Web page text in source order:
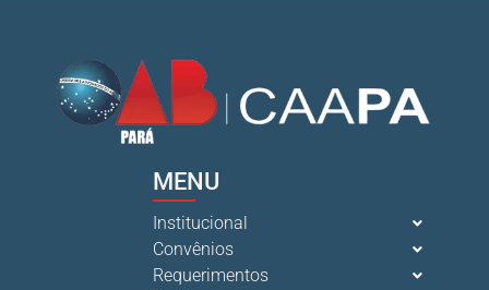
MENU
Institucional
Convênios
Requerimentos